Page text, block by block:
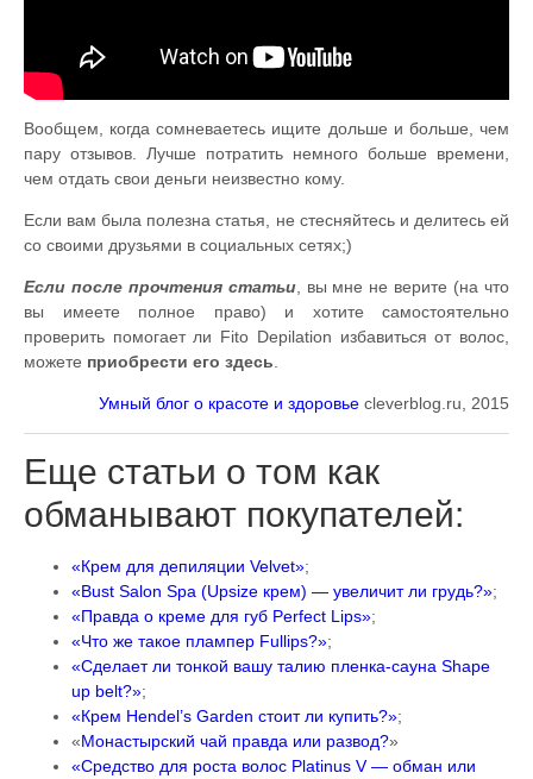
Вообщем, когда сомневаетесь ищите дольше и больше, чем
пару отзывов. Лучше потратить немного больше времени,
чем отдать свои деньги неизвестно кому.
Если вам была полезна статья, не стесняйтесь и делитесь ей
со своими друзьями в социальных сетях;)
Если после прочтения статьи, вы мне не верите (на что
вы имеете полное право) и хотите самостоятельно
проверить помогает ли Fito Depilation избавиться от волос,
можете приобрести его здесь
Умный блог о красоте и здоровье cleverblog.ru, 2015
Еще статьи о том как
обманывают покупателей:
«Крем для депиляции Velvet»;
«Bust Salon Spa (Upsize крем) — увеличит ли грудь?»;
«Правда о креме для губ Perfect Lips»;
«Что же такое плампер Fullips?»;
«Сделает ли тонкой вашу талию пленка-сауна Shape
up belt?»;
«Крем Hendel’s Garden стоит ли купить?»;
«Монастырский чай правда или развод?»
«Средство для роста волос Platinus V — обман или